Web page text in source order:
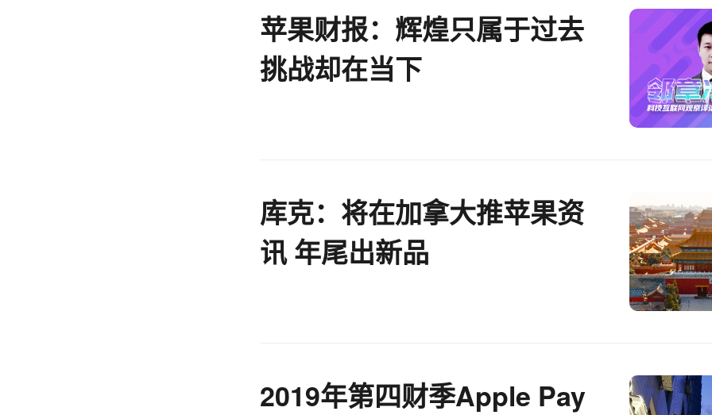
苹果财报：辉煌只属于过去
挑战却在当下
库克：将在加拿大推苹果资
讯 年尾出新品
2019年第四财季Apple Pay